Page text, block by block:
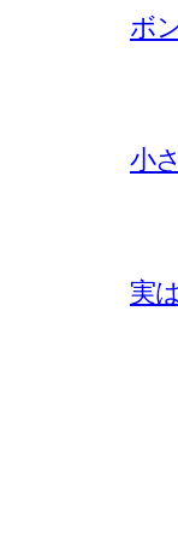
ボ
小
実